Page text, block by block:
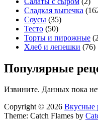
Сладкая выпечка
Соусы (35)
Тесто (50)
Торты и пирожные
Хлеб и лепешки (76)
Популярные
Извините. Данных пока
Copyright © 2026 Вкусные
Theme: Catch Flames by